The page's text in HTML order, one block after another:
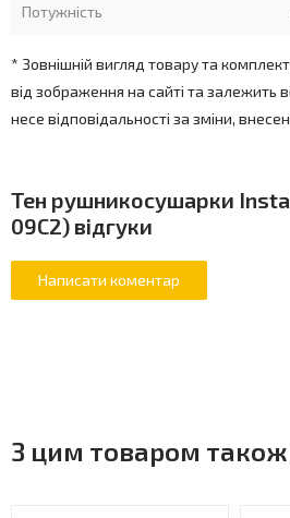
Потужність
* Зовнішній вигляд товару та
від зображення на сайті та залежить
несе відповідальності за зміни,
Тен рушникосушарки
09C2) відгуки
З цим товаром